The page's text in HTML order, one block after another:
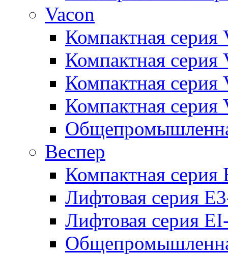
Vacon
Компактная серия
Компактная серия
Компактная
Компактная серия
Веспер
Компактная серия
Лифтовая серия
Лифтовая серия